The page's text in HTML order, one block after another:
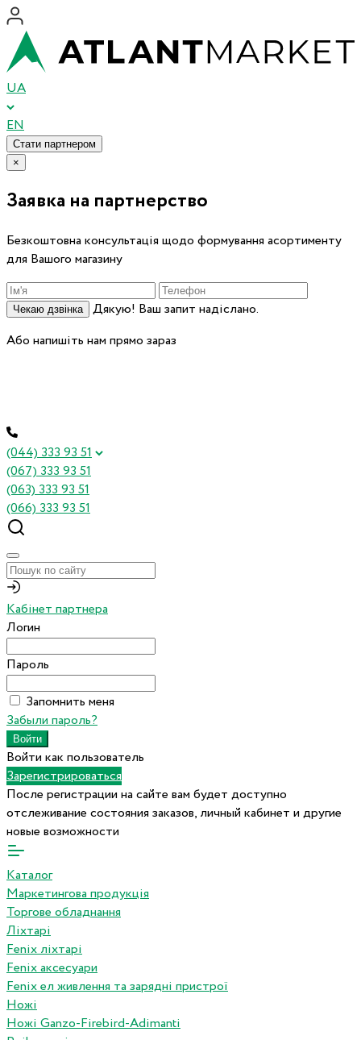
UA
EN
Стати партнером
×
Заявка на партнерство
Безкоштовна консультація щодо формування асортименту
для Вашого магазину
Чекаю дзвінка
Дякую! Ваш запит надіслано.
Або напишіть нам прямо зараз
(044) 333 93 51
(067) 333 93 51
(063) 333 93 51
(066) 333 93 51
Кабінет партнера
Логин
Пароль
Запомнить меня
Забыли пароль?
Войти как пользователь
Зарегистрироваться
После регистрации на сайте вам будет доступно
отслеживание состояния заказов, личный кабинет и другие
новые возможности
Каталог
Маркетингова продукція
Торгове обладнання
Ліхтарі
Fenix ліхтарі
Fenix аксесуари
Fenix ел живлення та зарядні пристрої
Ножі
Ножі Ganzo-Firebird-Adimanti